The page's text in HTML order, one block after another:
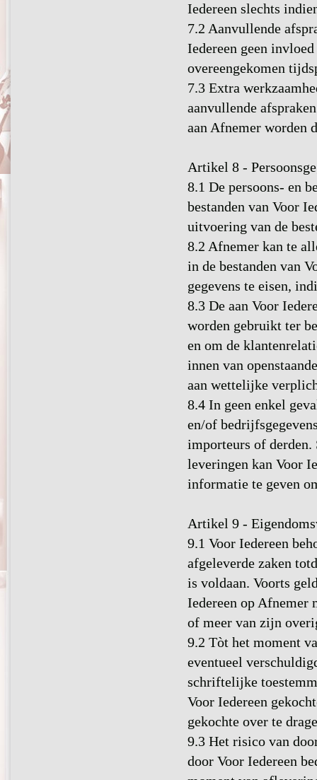
Iedereen slechts
7.2 Aanvullende
Iedereen geen
overeengekomen
7.3 Extra
aanvullende
aan Afnemer worden
Artikel 8 -
8.1 De persoons- en
bestanden van Voor
uitvoering van de
8.2 Afnemer kan te
in de bestanden van
gegevens te eisen,
8.3 De aan Voor
worden gebruikt ter
en om de
innen van
aan wettelijke
8.4 In geen enkel
en/of
importeurs of derden.
leveringen kan Voor
informatie te geven
Artikel 9 -
9.1 Voor Iedereen
afgeleverde zaken
is voldaan. Voorts
Iedereen op Afnemer
of meer van zijn
9.2 Tòt het moment
eventueel
schriftelijke
Voor Iedereen
gekochte over te
9.3 Het risico van
door Voor Iedereen